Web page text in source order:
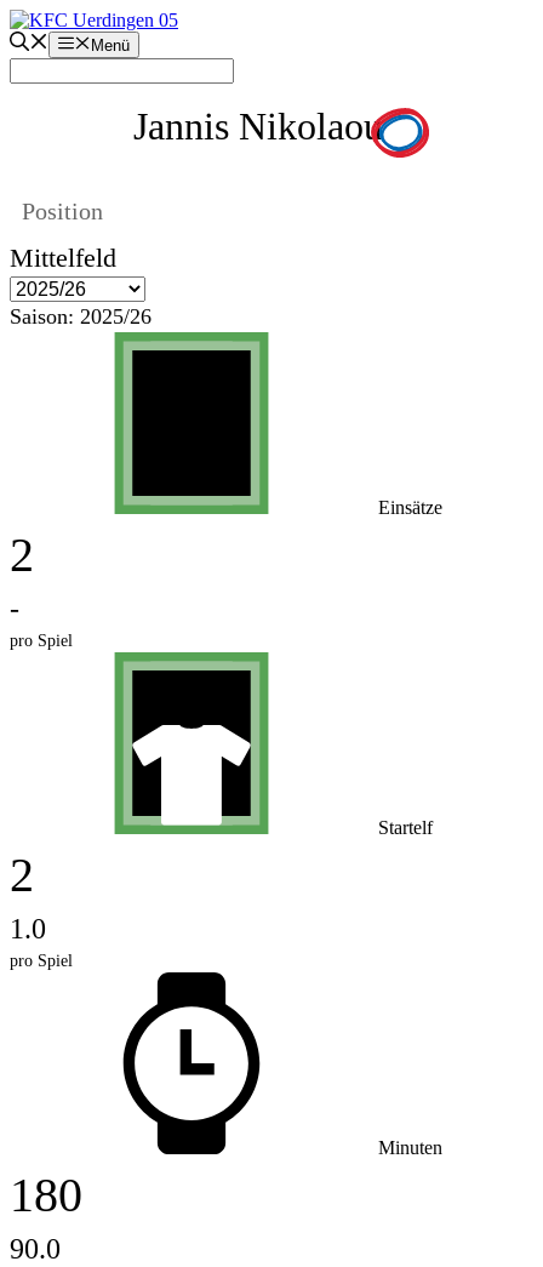
Zum
Inhalt
springen
Menü
Jannis Nikolaou
Position
Mittelfeld
Saison: 2025/26
Einsätze
2
-
pro Spiel
Startelf
2
1.0
pro Spiel
Minuten
180
90.0